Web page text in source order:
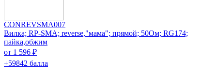
CONREVSMA007
Вилка; RP-SMA; reverse,"мама"; прямой; 50Ом; RG174;
пайка,обжим
от 1 596 ₽
+59842 балла